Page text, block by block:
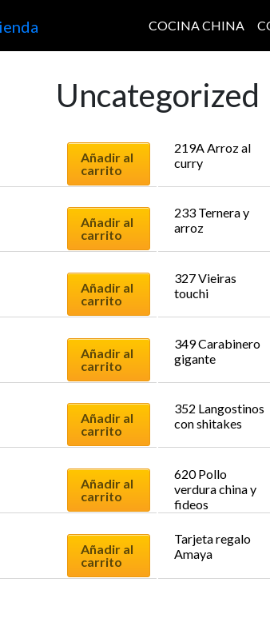
COCINA CHINA
Uncategorized
Añadir al
carrito
219A Arroz al
curry
Añadir al
carrito
233 Ternera y
arroz
Añadir al
carrito
327 Vieiras
touchi
Añadir al
carrito
349 Carabinero
gigante
Añadir al
carrito
352 Langostinos
con shitakes
Añadir al
carrito
620 Pollo
verdura china y
fideos
Añadir al
carrito
Tarjeta regalo
Amaya